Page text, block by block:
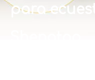
para